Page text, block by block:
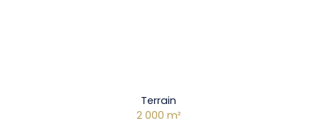
Terrain
2 000 m²